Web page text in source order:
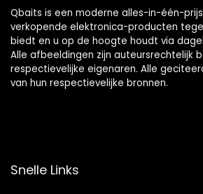
Qbaits is een moderne alles-in-één-
verkopende elektronica-producten
biedt en u op de hoogte houdt via
Alle afbeeldingen zijn auteursrechtelijk
respectievelijke eigenaren. Alle
van hun respectievelijke bronnen.
Snelle Links